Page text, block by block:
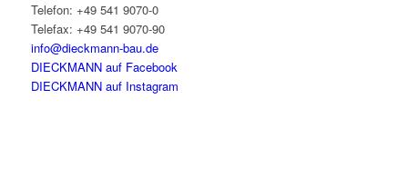
Telefon: +49 541 9070-0
Telefax: +49 541 9070-90
info@dieckmann-bau.de
DIECKMANN auf Facebook
DIECKMANN auf Instagram